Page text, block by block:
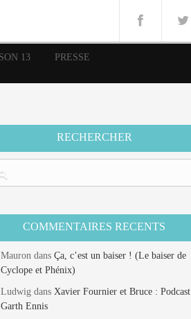
13 PRESSE
RECHERCHER
COMMENTAIRES RECENTS
Mauron dansÇa, c’est un baiser ! (Le baiser de
Cyclope et Phénix)
Ludwig dansXavier Fournier et Bruce : Podcast
Garth Ennis